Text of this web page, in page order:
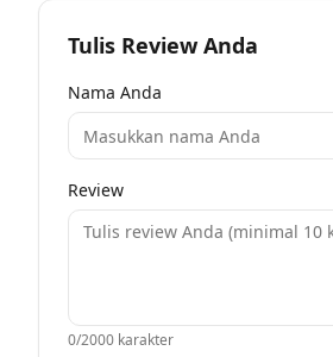
Tulis Review Anda
Nama Anda
Review
0/2000 karakter